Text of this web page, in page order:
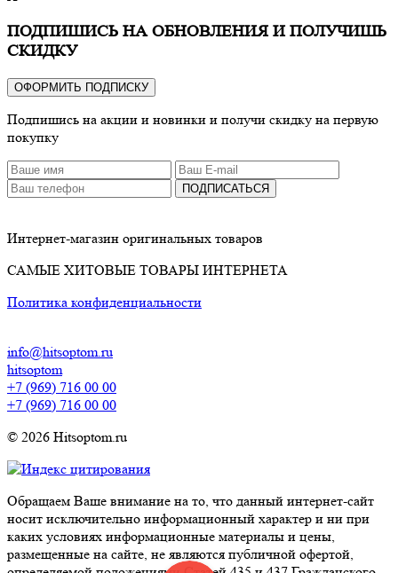
ПОДПИШИСЬ НА ОБНОВЛЕНИЯ И ПОЛУЧИШЬ
СКИДКУ
ОФОРМИТЬ ПОДПИСКУ
Подпишись на акции и новинки и получи скидку на первую
покупку
ПОДПИСАТЬСЯ
Интернет-магазин оригинальных товаров
САМЫЕ ХИТОВЫЕ ТОВАРЫ ИНТЕРНЕТА
Политика конфиденциальности
info@hitsoptom.ru
hitsoptom
+7 (969) 716 00 00
+7 (969) 716 00 00
© 2026 Hitsoptom.ru
Обращаем Ваше внимание на то, что данный интернет-сайт
носит исключительно информационный характер и ни при
каких условиях информационные материалы и цены,
размещенные на сайте, не являются публичной офертой,